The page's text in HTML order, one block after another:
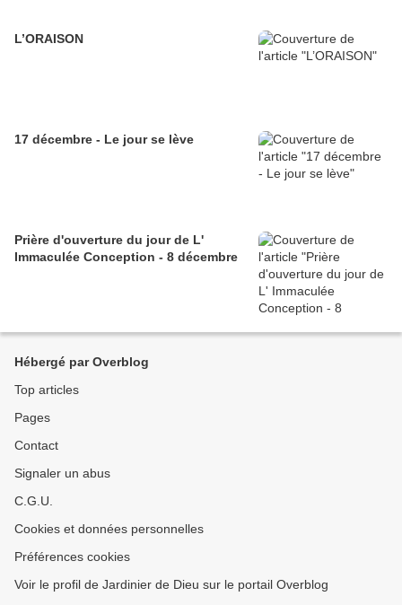
L’ORAISON
17 décembre - Le jour se lève
Prière d'ouverture du jour de L'
Immaculée Conception - 8 décembre
Hébergé par Overblog
Top articles
Pages
Contact
Signaler un abus
C.G.U.
Cookies et données personnelles
Préférences cookies
Voir le profil de Jardinier de Dieu sur le portail Overblog